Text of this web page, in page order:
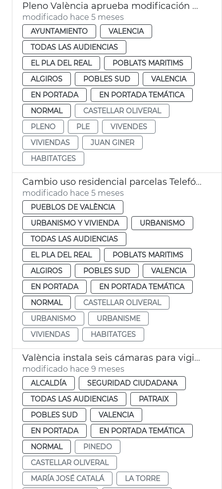
Pleno València aprueba modificación PGOU cambio uso parcelas Telefónica
modificado hace 5 meses
AYUNTAMIENTO
VALENCIA
TODAS LAS AUDIENCIAS
EL PLA DEL REAL
POBLATS MARITIMS
ALGIROS
POBLES SUD
VALENCIA
EN PORTADA
EN PORTADA TEMÁTICA
NORMAL
CASTELLAR OLIVERAL
PLENO
PLE
VIVENDES
VIVIENDAS
JUAN GINER
HABITATGES
Cambio uso residencial parcelas Telefónica València
modificado hace 5 meses
PUEBLOS DE VALÈNCIA
URBANISMO Y VIVIENDA
URBANISMO
TODAS LAS AUDIENCIAS
EL PLA DEL REAL
POBLATS MARITIMS
ALGIROS
POBLES SUD
VALENCIA
EN PORTADA
EN PORTADA TEMÁTICA
NORMAL
CASTELLAR OLIVERAL
URBANISMO
URBANISME
VIVIENDAS
HABITATGES
València instala seis cámaras para vigilar el caudal del Turia
modificado hace 9 meses
ALCALDÍA
SEGURIDAD CIUDADANA
TODAS LAS AUDIENCIAS
PATRAIX
POBLES SUD
VALENCIA
EN PORTADA
EN PORTADA TEMÁTICA
NORMAL
PINEDO
CASTELLAR OLIVERAL
MARÍA JOSÉ CATALÁ
LA TORRE